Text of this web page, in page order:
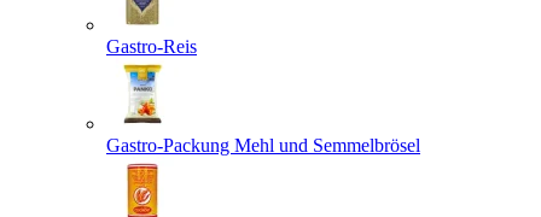
Gastro-Reis
Gastro-Packung Mehl und Semmelbrösel